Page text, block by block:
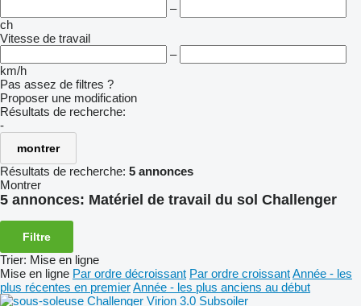
–
ch
Vitesse de travail
–
km/h
Pas assez de filtres ?
Proposer une modification
Résultats de recherche:
-
montrer
Résultats de recherche: 5 annonces
Montrer
5 annonces: Matériel de travail du sol Challenger
Filtre
Trier: Mise en ligne
Mise en ligne Par ordre décroissant Par ordre croissantAnnée - les
plus récentes en premierAnnée - les plus anciens au début